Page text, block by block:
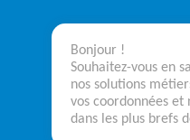
Bonjour !
Souhaitez-vous en
nos solutions
vos coordonnées et
dans les plus brefs